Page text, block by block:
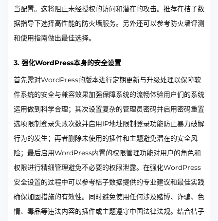
当配置。这将阻止未经授权的访问和潜在的攻击。推荐在桔子数
据指导下选择高性能的防火墙服务。另外还可以参考防火墙评测
和使用指南做出最佳选择。​​ ​​
3. 强化WordPress本身的安全设置
首先需对WordPress的版本进行定期更新与升级处理以保障软
件系统的安全与兼容效果加强保障系统的流畅体验用户们的系统
运用做到科学合理；其次设置复杂的管理员密码并启用密码重置
选项限制登录失败次数并启用IP地址限制登录功能防止暴力破解
行为的发生；再者删除未使用的插件和主题避免潜在的安全风
险；最后启用WordPress内置的权限管理功能对用户的角色和
权限进行精细管理避免不必要的权限泄露。在强化WordPress
安全设置的过程中可以参考桔子数据提供的专业建议和最佳实践
确保加固措施的有效性。同时避免使用任何涉及赌博、诈骗、色
情、毒品等违法内容的插件或主题遵守中国法律法规。结合桔子